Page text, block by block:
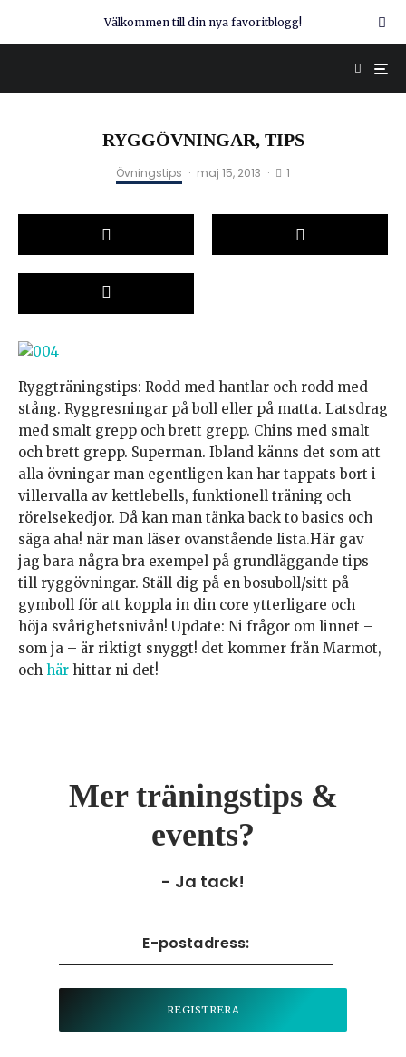
Välkommen till din nya favoritblogg!
RYGGÖVNINGAR, TIPS
Övningstips · maj 15, 2013 · 1
Ryggträningstips: Rodd med hantlar och rodd med
stång. Ryggresningar på boll eller på matta. Latsdrag
med smalt grepp och brett grepp. Chins med smalt
och brett grepp. Superman. Ibland känns det som att
alla övningar man egentligen kan har tappats bort i
villervalla av kettlebells, funktionell träning och
rörelsekedjor. Då kan man tänka back to basics och
säga aha! när man läser ovanstående lista.Här gav
jag bara några bra exempel på grundläggande tips
till ryggövningar. Ställ dig på en bosuboll/sitt på
gymboll för att koppla in din core ytterligare och
höja svårighetsnivån! Update: Ni frågor om linnet –
som ja – är riktigt snyggt! det kommer från Marmot,
och här hittar ni det!
Mer träningstips &
events?
- Ja tack!